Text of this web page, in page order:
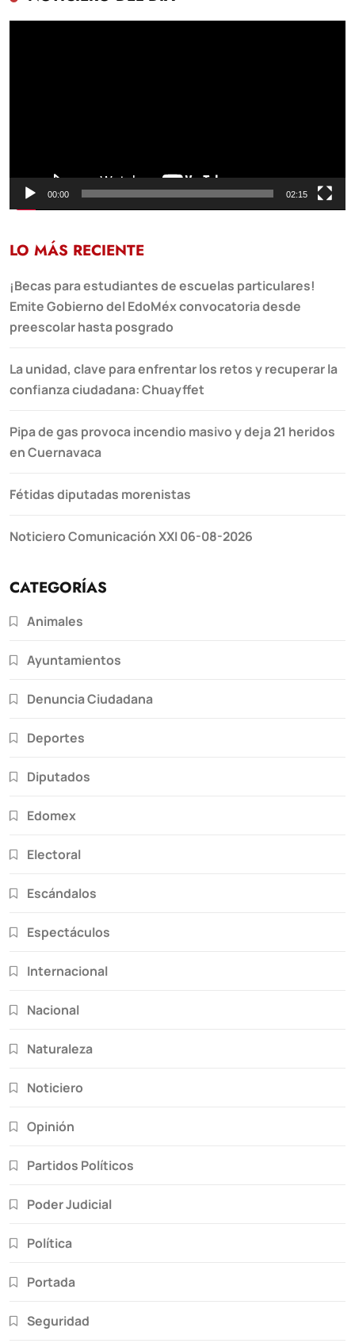
00:00 02:15
LO MÁS RECIENTE
¡Becas para estudiantes de escuelas particulares!
Emite Gobierno del EdoMéx convocatoria desde
preescolar hasta posgrado
La unidad, clave para enfrentar los retos y recuperar la
confianza ciudadana: Chuayffet
Pipa de gas provoca incendio masivo y deja 21 heridos
en Cuernavaca
Fétidas diputadas morenistas
Noticiero Comunicación XXI 06-08-2026
CATEGORÍAS
Animales
Ayuntamientos
Denuncia Ciudadana
Deportes
Diputados
Edomex
Electoral
Escándalos
Espectáculos
Internacional
Nacional
Naturaleza
Noticiero
Opinión
Partidos Políticos
Poder Judicial
Política
Portada
Seguridad